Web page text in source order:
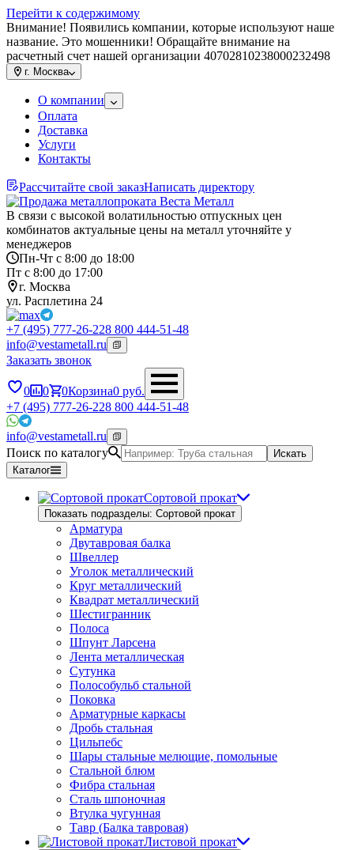
Перейти к содержимому
Внимание! Появились компании, которые используют наше
название. Это мошенники! Обращайте внимание на
расчетный счет нашей организации 40702810238000232498
г. Москва
О компании
Оплата
Доставка
Услуги
Контакты
Рассчитайте свой заказНаписать директору
В связи с высокой волатильностью отпускных цен
комбинатов актуальные цены на металл уточняйте у
менеджеров
Пн-Чт с 8:00 до 18:00
Пт с 8:00 до 17:00
г. Москва
ул. Расплетина 24
+7 (495) 777-26-228 800 444-51-48
info@vestametall.ru
Заказать звонок
0 0 0Корзина0 руб.
+7 (495) 777-26-228 800 444-51-48
info@vestametall.ru
Поиск по каталогу
Искать
Каталог
Сортовой прокат
Показать подразделы: Сортовой прокат
Арматура
Двутавровая балка
Швеллер
Уголок металлический
Круг металлический
Квадрат металлический
Шестигранник
Полоса
Шпунт Ларсена
Лента металлическая
Сутунка
Полособульб стальной
Поковка
Арматурные каркасы
Дробь стальная
Цильпебс
Шары стальные мелющие, помольные
Стальной блюм
Фибра стальная
Сталь шпоночная
Втулка чугунная
Тавр (Балка тавровая)
Листовой прокат